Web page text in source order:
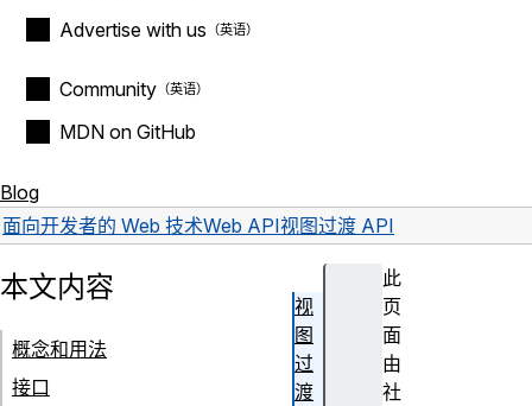
Advertise with us
Community
MDN on GitHub
Blog
面向开发者的 Web 技术Web API视图过渡 API
此
页
面
由
社
本文内容
概念和用法
接口
视
图
过
渡